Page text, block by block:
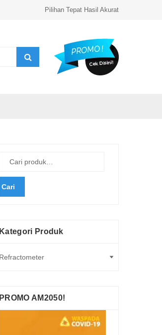
Pilihan Tepat Hasil Akurat
Cari
Kategori Produk
PROMO AM2050!